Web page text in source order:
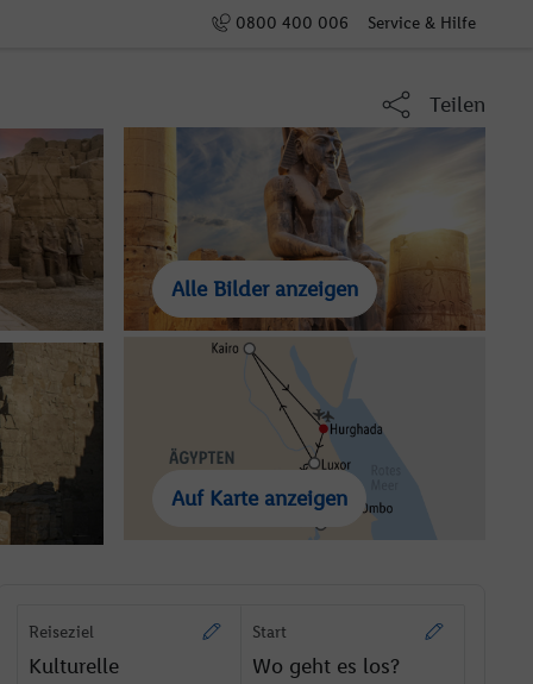
0800 400 006 Service & Hilfe
Teilen
Alle Bilder anzeigen
Auf Karte anzeigen
Reiseziel
Kulturelle
Start
Wo geht es los?